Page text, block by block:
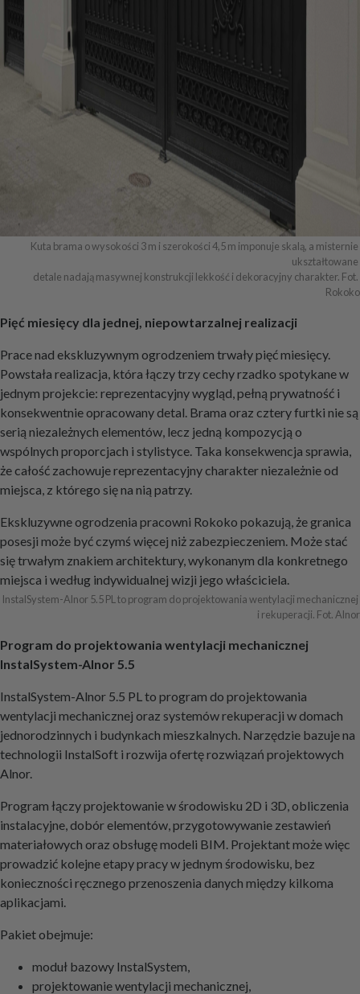
Kuta brama o wysokości 3 m i szerokości 4,5 m imponuje skalą, a misternie
ukształtowane
detale nadają masywnej konstrukcji lekkość i dekoracyjny charakter. Fot.
Rokoko
Pięć miesięcy dla jednej, niepowtarzalnej realizacji
Prace nad ekskluzywnym ogrodzeniem trwały pięć miesięcy.
Powstała realizacja, która łączy trzy cechy rzadko spotykane w
jednym projekcie: reprezentacyjny wygląd, pełną prywatność i
konsekwentnie opracowany detal. Brama oraz cztery furtki nie są
serią niezależnych elementów, lecz jedną kompozycją o
wspólnych proporcjach i stylistyce. Taka konsekwencja sprawia,
że całość zachowuje reprezentacyjny charakter niezależnie od
miejsca, z którego się na nią patrzy.
Ekskluzywne ogrodzenia pracowni Rokoko pokazują, że granica
posesji może być czymś więcej niż zabezpieczeniem. Może stać
się trwałym znakiem architektury, wykonanym dla konkretnego
miejsca i według indywidualnej wizji jego właściciela.
InstalSystem-Alnor 5.5 PL to program do projektowania wentylacji mechanicznej
i rekuperacji. Fot. Alnor
Program do projektowania wentylacji mechanicznej
InstalSystem-Alnor 5.5
InstalSystem-Alnor 5.5 PL to program do projektowania
wentylacji mechanicznej oraz systemów rekuperacji w domach
jednorodzinnych i budynkach mieszkalnych. Narzędzie bazuje na
technologii InstalSoft i rozwija ofertę rozwiązań projektowych
Alnor.
Program łączy projektowanie w środowisku 2D i 3D, obliczenia
instalacyjne, dobór elementów, przygotowywanie zestawień
materiałowych oraz obsługę modeli BIM. Projektant może więc
prowadzić kolejne etapy pracy w jednym środowisku, bez
konieczności ręcznego przenoszenia danych między kilkoma
aplikacjami.
Pakiet obejmuje:
moduł bazowy InstalSystem,
projektowanie wentylacji mechanicznej,